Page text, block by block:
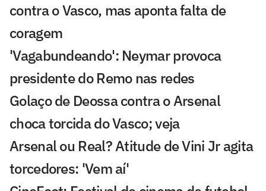
contra o Vasco, mas aponta falta de
coragem
'Vagabundeando': Neymar provoca
presidente do Remo nas redes
Golaço de Deossa contra o Arsenal
choca torcida do Vasco; veja
Arsenal ou Real? Atitude de Vini Jr agita
torcedores: 'Vem aí'